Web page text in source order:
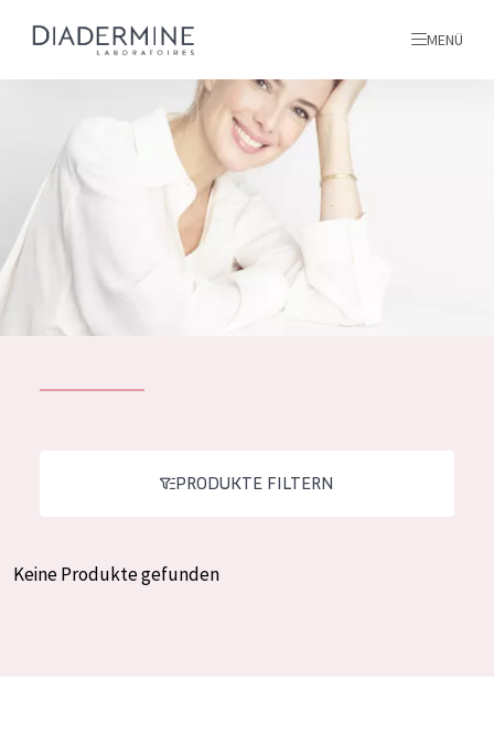
ALLE PRODUKTE
MENÜ
Über uns
Inspiration
Spanish
PRODUKTE FILTERN
Keine Produkte gefunden